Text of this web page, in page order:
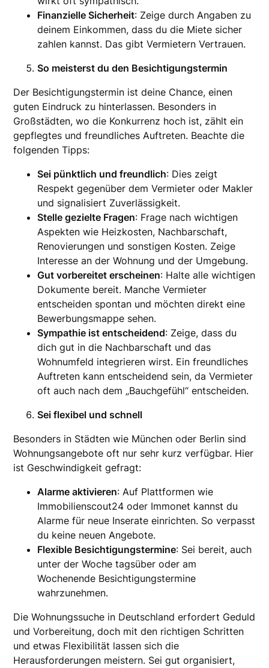
Finanzielle Sicherheit: Zeige durch Angaben zu
deinem Einkommen, dass du die Miete sicher
zahlen kannst. Das gibt Vermietern Vertrauen.
So meisterst du den Besichtigungstermin
Der Besichtigungstermin ist deine Chance, einen
guten Eindruck zu hinterlassen. Besonders in
Großstädten, wo die Konkurrenz hoch ist, zählt ein
gepflegtes und freundliches Auftreten. Beachte die
folgenden Tipps:
Sei pünktlich und freundlich: Dies zeigt
Respekt gegenüber dem Vermieter oder Makler
und signalisiert Zuverlässigkeit.
Stelle gezielte Fragen: Frage nach wichtigen
Aspekten wie Heizkosten, Nachbarschaft,
Renovierungen und sonstigen Kosten. Zeige
Interesse an der Wohnung und der Umgebung.
Gut vorbereitet erscheinen: Halte alle wichtigen
Dokumente bereit. Manche Vermieter
entscheiden spontan und möchten direkt eine
Bewerbungsmappe sehen.
Sympathie ist entscheidend: Zeige, dass du
dich gut in die Nachbarschaft und das
Wohnumfeld integrieren wirst. Ein freundliches
Auftreten kann entscheidend sein, da Vermieter
oft auch nach dem „Bauchgefühl“ entscheiden.
Sei flexibel und schnell
Besonders in Städten wie München oder Berlin sind
Wohnungsangebote oft nur sehr kurz verfügbar. Hier
ist Geschwindigkeit gefragt:
Alarme aktivieren: Auf Plattformen wie
Immobilienscout24 oder Immonet kannst du
Alarme für neue Inserate einrichten. So verpasst
du keine neuen Angebote.
Flexible Besichtigungstermine: Sei bereit, auch
unter der Woche tagsüber oder am
Wochenende Besichtigungstermine
wahrzunehmen.
Die Wohnungssuche in Deutschland erfordert Geduld
und Vorbereitung, doch mit den richtigen Schritten
und etwas Flexibilität lassen sich die
Herausforderungen meistern. Sei gut organisiert,